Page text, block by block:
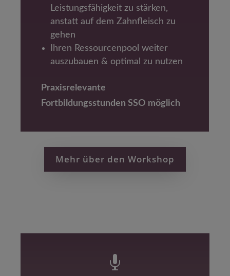
Leistungsfähigkeit zu stärken,
anstatt auf dem Zahnfleisch zu
gehen
Ihren Ressourcenpool weiter
auszubauen & optimal zu nutzen
Praxisrelevante
Fortbildungsstunden SSO möglich
Mehr über den Workshop
